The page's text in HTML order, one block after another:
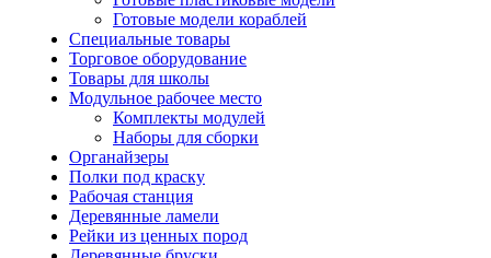
Готовые модели кораблей
Специальные товары
Торговое оборудование
Товары для школы
Модульное рабочее место
Комплекты модулей
Наборы для сборки
Органайзеры
Полки под краску
Рабочая станция
Деревянные ламели
Рейки из ценных пород